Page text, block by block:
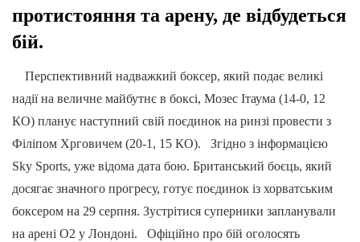
протистояння та арену, де відбудеться
бій.
Перспективний надважкий боксер, який подає великі
надії на величне майбутнє в боксі, Мозес Ітаума (14-0, 12
КО) планує наступний свій поєдинок на ринзі провести з
Філіпом Хрговичем (20-1, 15 КО). Згідно з інформацією
Sky Sports, уже відома дата бою. Британський боєць, який
досягає значного прогресу, готує поєдинок із хорватським
боксером на 29 серпня. Зустрітися суперники запланували
на арені O2 у Лондоні. Офіційно про бій оголосять